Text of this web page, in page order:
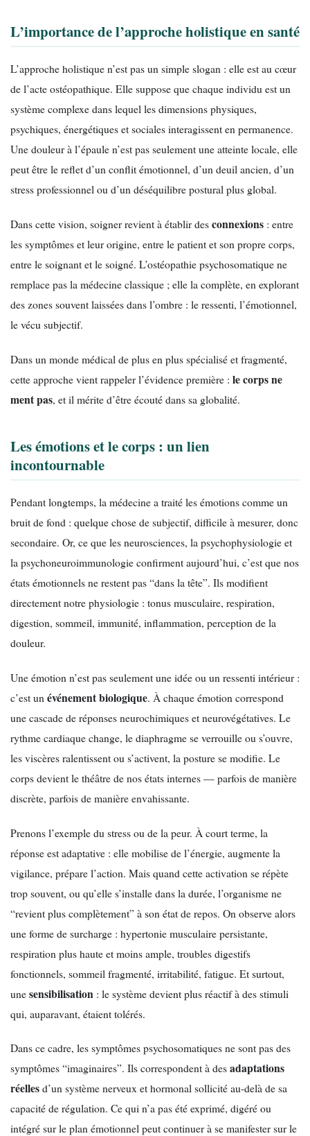
L’importance de l’approche holistique en santé
L’approche holistique n’est pas un simple slogan : elle est au cœur
de l’acte ostéopathique. Elle suppose que chaque individu est un
système complexe dans lequel les dimensions physiques,
psychiques, énergétiques et sociales interagissent en permanence.
Une douleur à l’épaule n’est pas seulement une atteinte locale, elle
peut être le reflet d’un conflit émotionnel, d’un deuil ancien, d’un
stress professionnel ou d’un déséquilibre postural plus global.
Dans cette vision, soigner revient à établir desconnexions : entre
les symptômes et leur origine, entre le patient et son propre corps,
entre le soignant et le soigné. L’ostéopathie psychosomatique ne
remplace pas la médecine classique ; elle la complète, en explorant
des zones souvent laissées dans l’ombre : le ressenti, l’émotionnel,
le vécu subjectif.
Dans un monde médical de plus en plus spécialisé et fragmenté,
cette approche vient rappeler l’évidence première : le corps ne
ment pas, et il mérite d’être écouté dans sa globalité.
Les émotions et le corps : un lien
incontournable
Pendant longtemps, la médecine a traité les émotions comme un
bruit de fond : quelque chose de subjectif, difficile à mesurer, donc
secondaire. Or, ce que les neurosciences, la psychophysiologie et
la psychoneuroimmunologie confirment aujourd’hui, c’est que nos
états émotionnels ne restent pas “dans la tête”. Ils modifient
directement notre physiologie : tonus musculaire, respiration,
digestion, sommeil, immunité, inflammation, perception de la
douleur.
Une émotion n’est pas seulement une idée ou un ressenti intérieur :
c’est un événement biologique. À chaque émotion correspond
une cascade de réponses neurochimiques et neurovégétatives. Le
rythme cardiaque change, le diaphragme se verrouille ou s’ouvre,
les viscères ralentissent ou s’activent, la posture se modifie. Le
corps devient le théâtre de nos états internes — parfois de manière
discrète, parfois de manière envahissante.
Prenons l’exemple du stress ou de la peur. À court terme, la
réponse est adaptative : elle mobilise de l’énergie, augmente la
vigilance, prépare l’action. Mais quand cette activation se répète
trop souvent, ou qu’elle s’installe dans la durée, l’organisme ne
“revient plus complètement” à son état de repos. On observe alors
une forme de surcharge : hypertonie musculaire persistante,
respiration plus haute et moins ample, troubles digestifs
fonctionnels, sommeil fragmenté, irritabilité, fatigue. Et surtout,
unesensibilisation : le système devient plus réactif à des stimuli
qui, auparavant, étaient tolérés.
Dans ce cadre, les symptômes psychosomatiques ne sont pas des
symptômes “imaginaires”. Ils correspondent à desadaptations
réellesd’un système nerveux et hormonal sollicité au-delà de sa
capacité de régulation. Ce qui n’a pas été exprimé, digéré ou
intégré sur le plan émotionnel peut continuer à se manifester sur le